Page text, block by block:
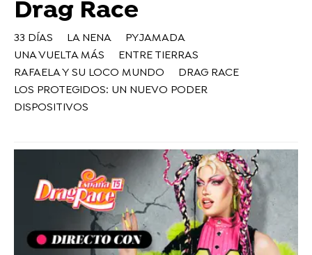
Drag Race
33 DÍAS LA NENA
PYJAMADA
UNA VUELTA MÁS
ENTRE TIERRAS
RAFAELA Y SU LOCO MUNDO
DRAG RACE
LOS PROTEGIDOS: UN NUEVO PODER
DISPOSITIVOS